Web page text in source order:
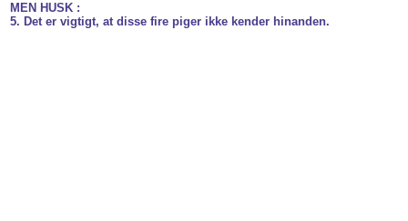
MEN HUSK :
5. Det er vigtigt, at disse fire piger ikke kender hinanden.